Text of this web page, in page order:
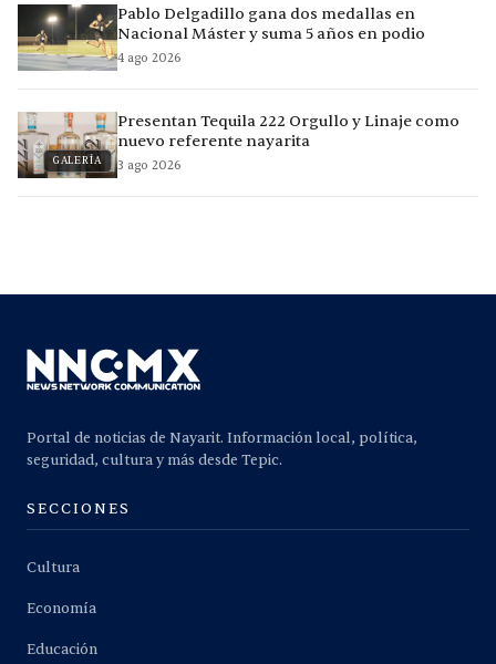
Pablo Delgadillo gana dos medallas en
Nacional Máster y suma 5 años en podio
4 ago 2026
GALERÍA
Presentan Tequila 222 Orgullo y Linaje como
nuevo referente nayarita
3 ago 2026
Portal de noticias de Nayarit. Información local, política,
seguridad, cultura y más desde Tepic.
SECCIONES
Cultura
Economía
Educación